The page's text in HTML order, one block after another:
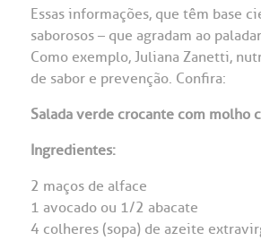
Essas informações, que têm base
saborosos – que agradam ao
Como exemplo, Juliana Zanetti,
de sabor e prevenção. Confira:
Salada verde crocante com molho
Ingredientes:
2 maços de alface
1 avocado ou 1/2 abacate
4 colheres (sopa) de azeite